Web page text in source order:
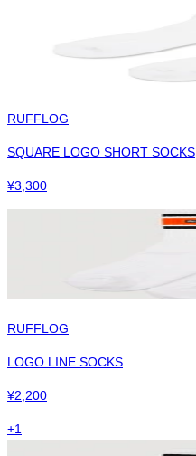
RUFFLOG
SQUARE LOGO SHORT SOCKS
¥3,300
RUFFLOG
LOGO LINE SOCKS
¥2,200
+1